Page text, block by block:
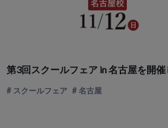
スクールフェア 名古屋